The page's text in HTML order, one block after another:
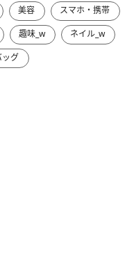
美容
スマホ・携帯
趣味_w
ネイル_w
ッグ